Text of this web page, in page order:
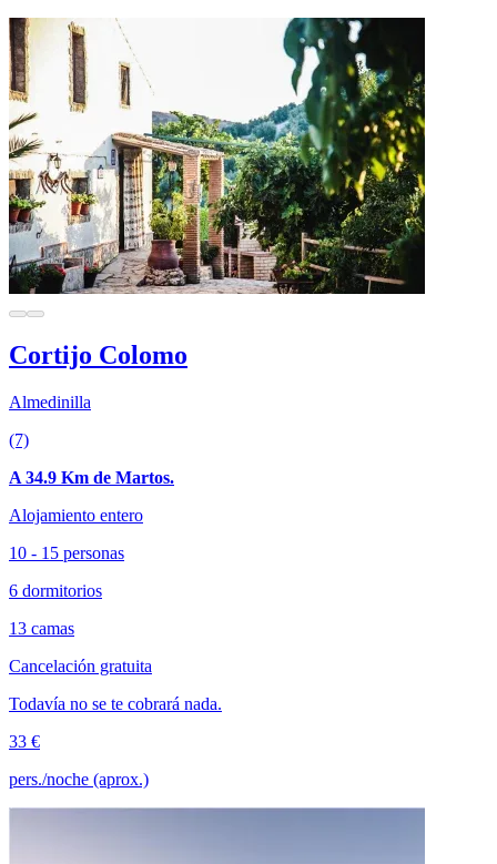
Cortijo Colomo
Almedinilla
(7)
A 34.9 Km de Martos.
Alojamiento entero
10 - 15 personas
6 dormitorios
13 camas
Cancelación gratuita
Todavía no se te cobrará nada.
33 €
pers./noche (aprox.)